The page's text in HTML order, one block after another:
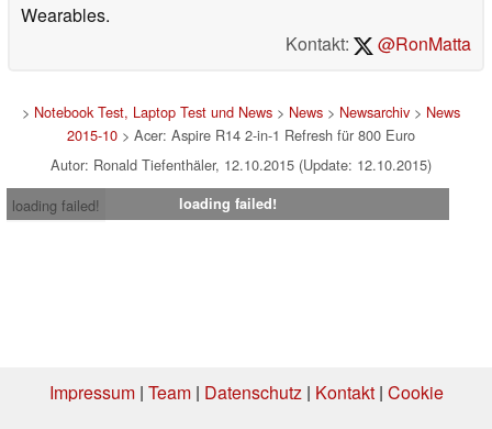
Wearables.
Kontakt:
@RonMatta
> Notebook Test, Laptop Test und News> News> Newsarchiv> News
2015-10> Acer: Aspire R14 2-in-1 Refresh für 800 Euro
Autor: Ronald Tiefenthäler, 12.10.2015 (Update: 12.10.2015)
loading failed!
loading failed!
Impressum| Team| Datenschutz| Kontakt| Cookie